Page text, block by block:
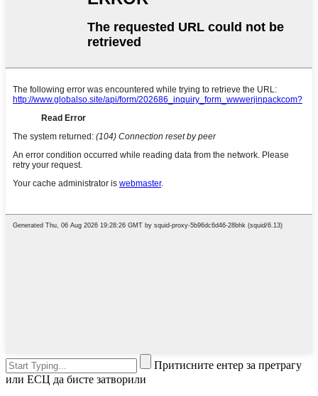
Притисните ентер за претрагу
или ЕСЦ да бисте затворили